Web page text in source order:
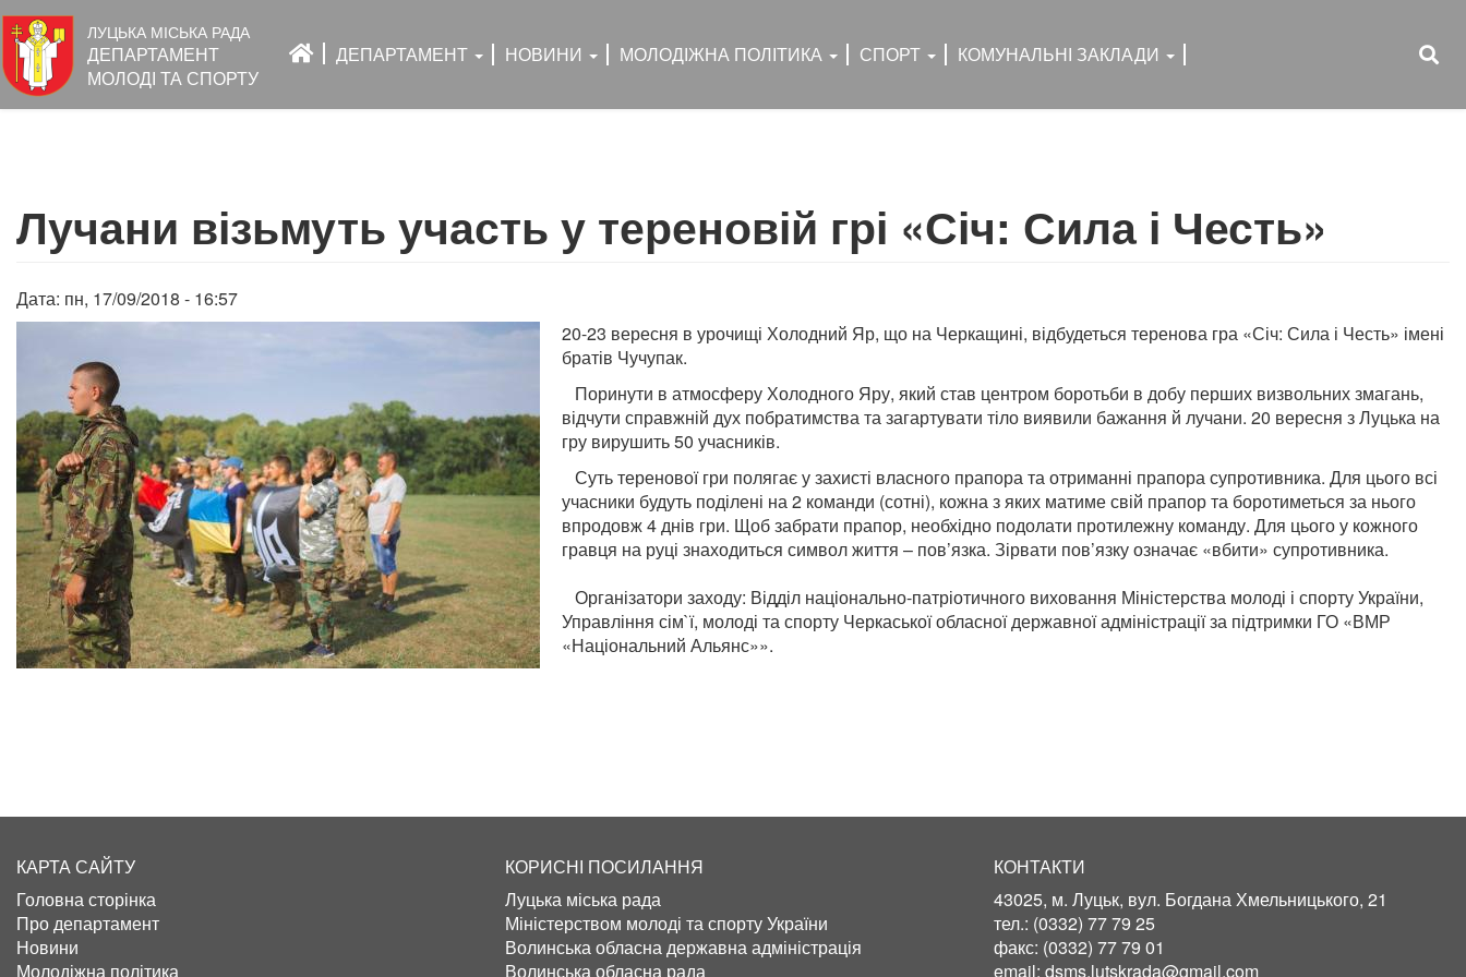
основного
вмісту
ЛУЦЬКА МІСЬКА РАДА
ДЕПАРТАМЕНТ
МОЛОДІ ТА СПОРТУ
навіґація
ДЕПАРТАМЕНТ НОВИНИ МОЛОДІЖНА ПОЛІТИКА СПОРТ КОМУНАЛЬНІ ЗАКЛАДИ
Лучани візьмуть участь у тереновій грі «Січ: Сила і Честь»
Дата: пн, 17/09/2018 - 16:57
20-23 вересня в урочищі Холодний Яр, що на Черкащині, відбудеться теренова гра «Січ: Сила і Честь» імені
братів Чучупак.
Поринути в атмосферу Холодного Яру, який став центром боротьби в добу перших визвольних змагань,
відчути справжній дух побратимства та загартувати тіло виявили бажання й лучани. 20 вересня з Луцька на
гру вирушить 50 учасників.
Суть теренової гри полягає у захисті власного прапора та отриманні прапора супротивника. Для цього всі
учасники будуть поділені на 2 команди (сотні), кожна з яких матиме свій прапор та боротиметься за нього
впродовж 4 днів гри. Щоб забрати прапор, необхідно подолати протилежну команду. Для цього у кожного
гравця на руці знаходиться символ життя – пов’язка. Зірвати пов’язку означає «вбити» супротивника.
Організатори заходу: Відділ національно-патріотичного виховання Міністерства молоді і спорту України,
Управління сім`ї, молоді та спорту Черкаської обласної державної адміністрації за підтримки ГО «ВМР
«Національний Альянс»».
КАРТА САЙТУ
Головна сторінка
Про департамент
Новини
Молодіжна політика
КОРИСНІ ПОСИЛАННЯ
Луцька міська рада
Міністерством молоді та спорту України
Волинська обласна державна адміністрація
Волинська обласна рада
КОНТАКТИ
43025, м. Луцьк, вул. Богдана Хмельницького, 21
тел.: (0332) 77 79 25
факс: (0332) 77 79 01
email: dsms.lutskrada@gmail.com